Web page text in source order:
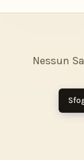
Nessun